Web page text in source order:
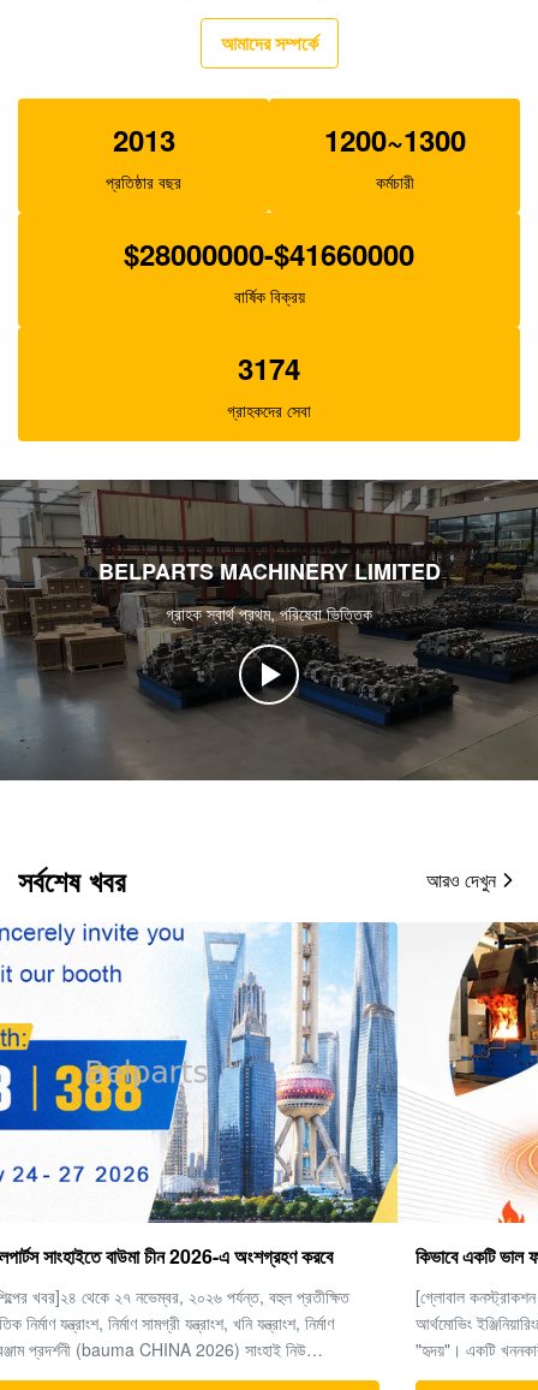
খননকারী R360 K3V180DT জলবাহী পাম্প যন্ত্রাংশ এক্সজেবিএন
E320C এক্সকাভেটরের জন্য SBS120 হাইড্রোলিক পাম্প অ্যাসে
আমাদের সম্পর্কে
2013
প্রতিষ্ঠার বছর
1200~1300
কর্মচারী
$28000000-$41660000
বার্ষিক বিক্রয়
3174
গ্রাহকদের সেবা
BELPARTS MACHINERY LIMITED
গ্রাহক স্বার্থ প্রথম, পরিষেবা ভিত্তিক
সর্বশেষ খবর আরও দেখুন
কিভাবে একটি ভাল ফাইনাল ড্রাইভ চয়ন করবেন
[গ্লোবাল কনস্ট্রাকশন মেশিনারি ইন্ডাস্ট্রি অবজারভেশন] ভারী যন্ত্রপাতি এবং
আর্থমোভিং ইঞ্জিনিয়ারিংয়ের ক্ষেত্রে, সময়ই অর্থ, এবং খননকারীরা সমগ্র প্রকল্পের
"হৃদয়"। একটি খননকারীর জটিল পাওয়ার সিস্টেমের মধ্যে, চূড়ান্ত ড্রাইভ (ট্রাভেল
মোটর এবং রিডিউসার অ্যাসেম্বলি) উচ্চ-চাপের জলবাহী শক্তিকে যান্ত্রিক চা...